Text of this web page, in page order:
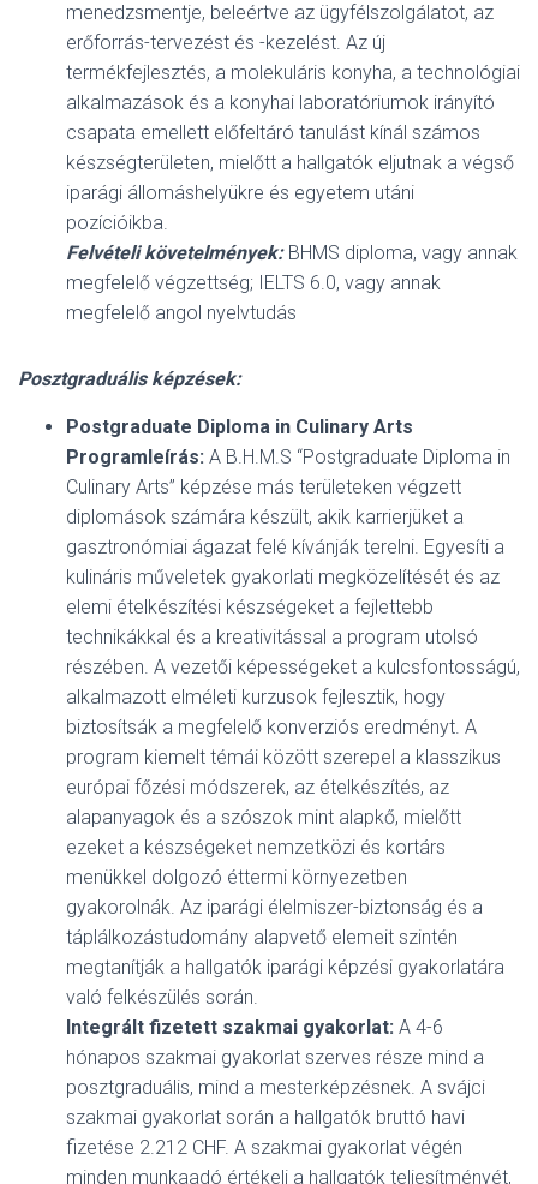
menedzsmentje, beleértve az ügyfélszolgálatot, az
erőforrás-tervezést és -kezelést. Az új
termékfejlesztés, a molekuláris konyha, a technológiai
alkalmazások és a konyhai laboratóriumok irányító
csapata emellett előfeltáró tanulást kínál számos
készségterületen, mielőtt a hallgatók eljutnak a végső
iparági állomáshelyükre és egyetem utáni
pozícióikba.
Felvételi követelmények: BHMS diploma, vagy annak
megfelelő végzettség; IELTS 6.0, vagy annak
megfelelő angol nyelvtudás
Posztgraduális képzések:
Postgraduate Diploma in Culinary Arts
Programleírás: A B.H.M.S “Postgraduate Diploma in
Culinary Arts” képzése más területeken végzett
diplomások számára készült, akik karrierjüket a
gasztronómiai ágazat felé kívánják terelni. Egyesíti a
kulináris műveletek gyakorlati megközelítését és az
elemi ételkészítési készségeket a fejlettebb
technikákkal és a kreativitással a program utolsó
részében. A vezetői képességeket a kulcsfontosságú,
alkalmazott elméleti kurzusok fejlesztik, hogy
biztosítsák a megfelelő konverziós eredményt. A
program kiemelt témái között szerepel a klasszikus
európai főzési módszerek, az ételkészítés, az
alapanyagok és a szószok mint alapkő, mielőtt
ezeket a készségeket nemzetközi és kortárs
menükkel dolgozó éttermi környezetben
gyakorolnák. Az iparági élelmiszer-biztonság és a
táplálkozástudomány alapvető elemeit szintén
megtanítják a hallgatók iparági képzési gyakorlatára
való felkészülés során.
Integrált fizetett szakmai gyakorlat: A 4-6
hónapos szakmai gyakorlat szerves része mind a
posztgraduális, mind a mesterképzésnek. A svájci
szakmai gyakorlat során a hallgatók bruttó havi
fizetése 2.212 CHF. A szakmai gyakorlat végén
minden munkaadó értékeli a hallgatók teljesítményét,